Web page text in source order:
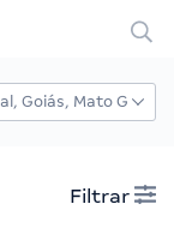
Filtrar